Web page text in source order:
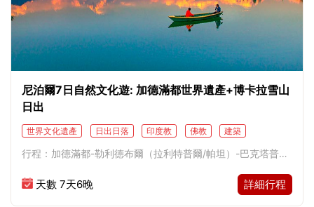
尼泊爾7日自然文化遊: 加德滿都世界遺產+博卡拉雪山
日出
世界文化遺產 日出日落 印度教 佛教
建築
宮殿遺跡
市井風情 遺址 人文儀式
湖景風光
行程：加德滿都-勒利德布爾（拉利特普爾/帕坦）-巴克塔普
天數 7天6晚 詳細行程